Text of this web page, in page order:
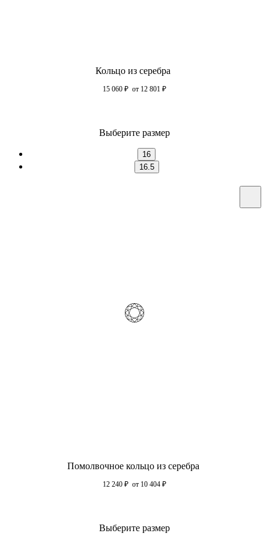
Кольцо из серебра
15 060 ₽ от 12 801 ₽
Выберите размер
16
16.5
Помолвочное кольцо из серебра
12 240 ₽ от 10 404 ₽
Выберите размер